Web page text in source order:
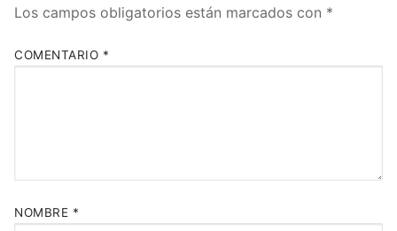
Los campos obligatorios están marcados con *
COMENTARIO *
NOMBRE *